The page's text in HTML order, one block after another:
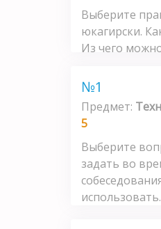
Выберите
юкагирски.
Из чего
№1
Предмет:
5
Выберите
задать во